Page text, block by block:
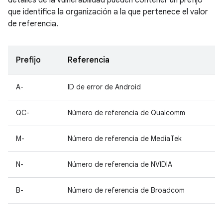
que identifica la organización a la que pertenece el valor
de referencia.
Prefijo Referencia
A- ID de error de Android
QC- Número de referencia de Qualcomm
M- Número de referencia de MediaTek
N- Número de referencia de NVIDIA
B- Número de referencia de Broadcom